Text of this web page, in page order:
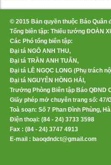
© 2015 Bản quyền thuộc Báo Quân
Tổng biên tập: Thiếu tướng ĐOÀN
Các Phó tổng biên tập:
Đại tá NGÔ ANH THU,
Đại tá TRẦN ANH TUẤN,
Đại tá LÊ NGỌC LONG (Phụ trách
Đại tá NGUYỄN HỒNG HẢI,
Trưởng Phòng Biên tập Báo QĐND
Giấy phép mở chuyên trang số: 47/
Toà soạn: Số 7 Phan Đình Phùng,
Điện thoại: (84 - 24) 3733 3598
Fax : (84 - 24) 3747 4913
E-mail : baoqdndct@gmail.com